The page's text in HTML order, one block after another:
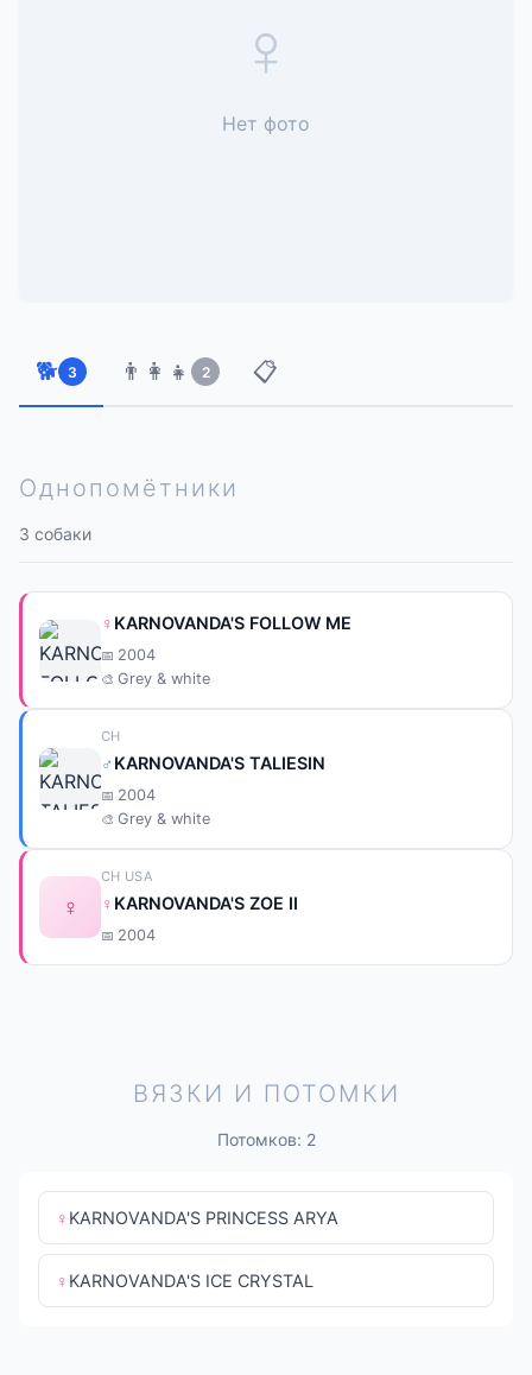
♀
Нет фото
🐕 3 👨‍👩‍👧 2 📋
Однопомётники
3 собаки
♀ KARNOVANDA'S FOLLOW ME
2004
Grey & white
CH
♂ KARNOVANDA'S TALIESIN
2004
Grey & white
♀
CH USA
♀ KARNOVANDA'S ZOE II
2004
ВЯЗКИ И ПОТОМКИ
Потомков: 2
♀ KARNOVANDA'S PRINCESS ARYA
♀ KARNOVANDA'S ICE CRYSTAL